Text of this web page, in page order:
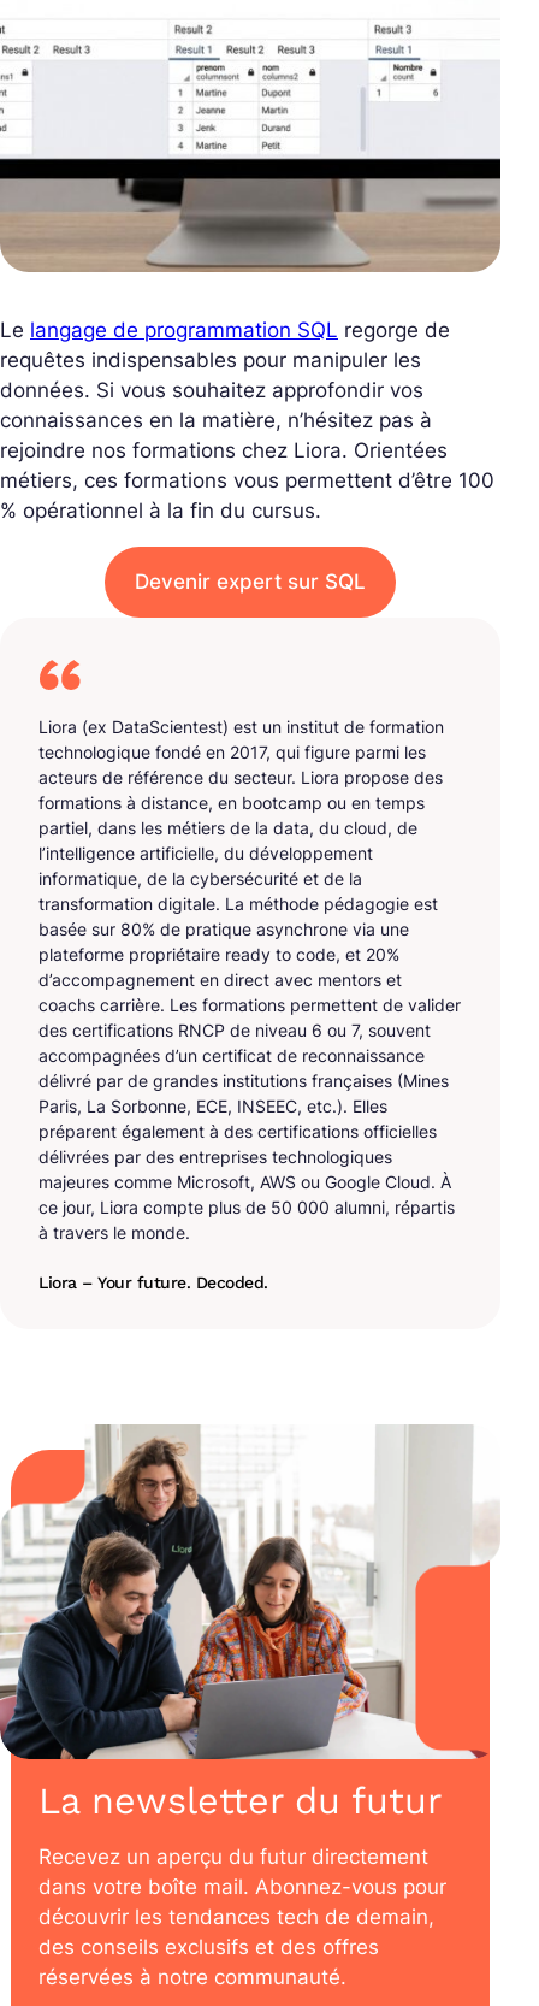
Le langage de programmation SQL regorge de
requêtes indispensables pour manipuler les
données. Si vous souhaitez approfondir vos
connaissances en la matière, n’hésitez pas à
rejoindre nos formations chez Liora. Orientées
métiers, ces formations vous permettent d’être 100
% opérationnel à la fin du cursus.
Devenir expert sur SQL
Liora (ex DataScientest) est un institut de formation
technologique fondé en 2017, qui figure parmi les
acteurs de référence du secteur. Liora propose des
formations à distance, en bootcamp ou en temps
partiel, dans les métiers de la data, du cloud, de
l’intelligence artificielle, du développement
informatique, de la cybersécurité et de la
transformation digitale. La méthode pédagogie est
basée sur 80% de pratique asynchrone via une
plateforme propriétaire ready to code, et 20%
d’accompagnement en direct avec mentors et
coachs carrière. Les formations permettent de valider
des certifications RNCP de niveau 6 ou 7, souvent
accompagnées d’un certificat de reconnaissance
délivré par de grandes institutions françaises (Mines
Paris, La Sorbonne, ECE, INSEEC, etc.). Elles
préparent également à des certifications officielles
délivrées par des entreprises technologiques
majeures comme Microsoft, AWS ou Google Cloud. À
ce jour, Liora compte plus de 50 000 alumni, répartis
à travers le monde.
Liora – Your future. Decoded.
La newsletter du futur
Recevez un aperçu du futur directement
dans votre boîte mail. Abonnez-vous pour
découvrir les tendances tech de demain,
des conseils exclusifs et des offres
réservées à notre communauté.